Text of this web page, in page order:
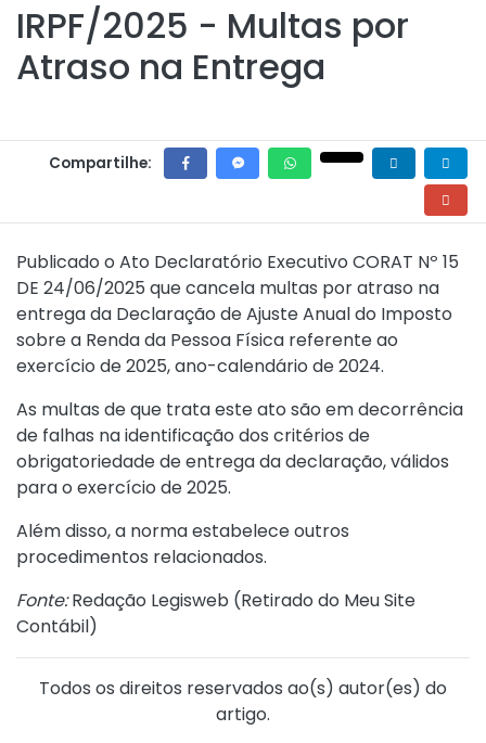
IRPF/2025 - Multas por
Atraso na Entrega
Compartilhe:
Publicado o Ato Declaratório Executivo CORAT Nº 15
DE 24/06/2025 que cancela multas por atraso na
entrega da Declaração de Ajuste Anual do Imposto
sobre a Renda da Pessoa Física referente ao
exercício de 2025, ano-calendário de 2024.
As multas de que trata este ato são em decorrência
de falhas na identificação dos critérios de
obrigatoriedade de entrega da declaração, válidos
para o exercício de 2025.
Além disso, a norma estabelece outros
procedimentos relacionados.
Fonte:Redação Legisweb (Retirado do Meu Site
Contábil)
Todos os direitos reservados ao(s) autor(es) do
artigo.